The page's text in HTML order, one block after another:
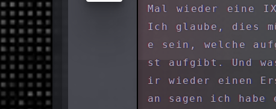
Mal wieder eine
Ich glaube, dies
e sein, welche
st aufgibt. Und
ir wieder einen
an sagen ich